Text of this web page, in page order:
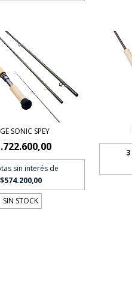
SONIC SPEY
sin interés de
$574.200,00
SIN STOCK
3